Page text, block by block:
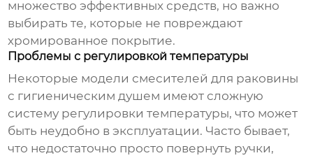
множество эффективных средств, но важно
выбирать те, которые не повреждают
хромированное покрытие.
Проблемы с регулировкой температуры
Некоторые модели смесителей для раковины
с гигиеническим душем имеют сложную
систему регулировки температуры, что может
быть неудобно в эксплуатации. Часто бывает,
что недостаточно просто повернуть ручки,